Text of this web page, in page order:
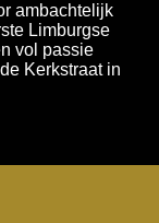
ambachtelijk
Limburgse
vol passie
Kerkstraat in